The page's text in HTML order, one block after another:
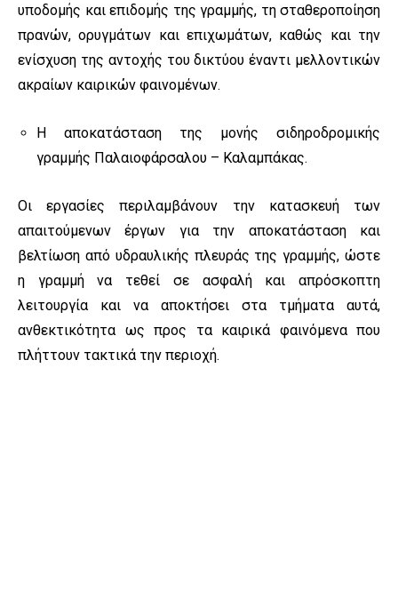
υποδομής και επιδομής της γραμμής, τη σταθεροποίηση
πρανών, ορυγμάτων και επιχωμάτων, καθώς και την
ενίσχυση της αντοχής του δικτύου έναντι μελλοντικών
ακραίων καιρικών φαινομένων.
Η αποκατάσταση της μονής σιδηροδρομικής
γραμμής Παλαιοφάρσαλου – Καλαμπάκας.
Οι εργασίες περιλαμβάνουν την κατασκευή των
απαιτούμενων έργων για την αποκατάσταση και
βελτίωση από υδραυλικής πλευράς της γραμμής, ώστε
η γραμμή να τεθεί σε ασφαλή και απρόσκοπτη
λειτουργία και να αποκτήσει στα τμήματα αυτά,
ανθεκτικότητα ως προς τα καιρικά φαινόμενα που
πλήττουν τακτικά την περιοχή.